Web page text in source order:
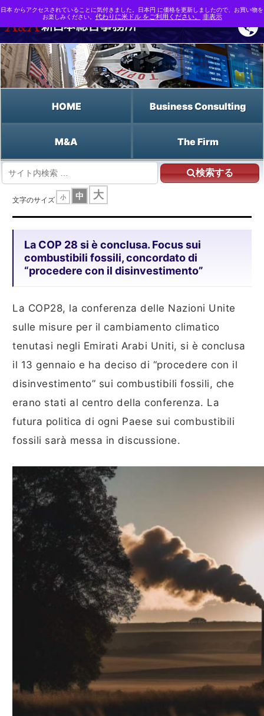
HOME Business Consulting
M&A The Firm
検索する
La COP 28 si è conclusa. Focus sui combustibili fossili, concordato di
"procedere con il disinvestimento"
文字のサイズ 小 中 大
La COP 28 si è conclusa. Focus sui
combustibili fossili, concordato di
“procedere con il disinvestimento”
La COP28, la conferenza delle Nazioni Unite
sulle misure per il cambiamento climatico
tenutasi negli Emirati Arabi Uniti, si è conclusa
il 13 gennaio e ha deciso di “procedere con il
disinvestimento” sui combustibili fossili, che
erano stati al centro della conferenza. La
futura politica di ogni Paese sui combustibili
fossili sarà messa in discussione.
日本 からアクセスされていることに気付きました。日本円 に価格を更新しましたので、お買い物を
お楽しみください。 代わりに米ドル をご利用ください。 非表示